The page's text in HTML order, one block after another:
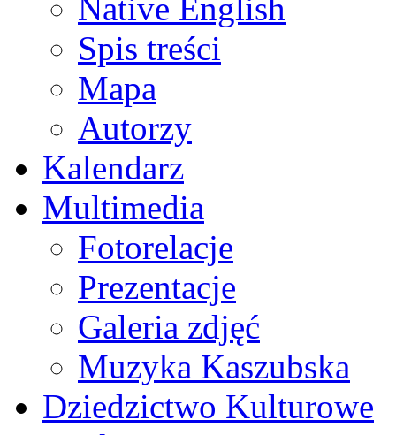
Native English
Spis treści
Mapa
Autorzy
Kalendarz
Multimedia
Fotorelacje
Prezentacje
Galeria zdjęć
Muzyka Kaszubska
Dziedzictwo Kulturowe